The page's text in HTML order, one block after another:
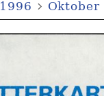
1996 Oktober